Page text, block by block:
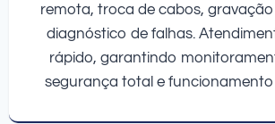
remota, troca de cabos,
diagnóstico de falhas.
rápido, garantindo
segurança total e funcionamento